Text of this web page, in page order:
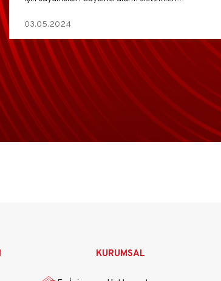
03.05.2024
KURUMSAL